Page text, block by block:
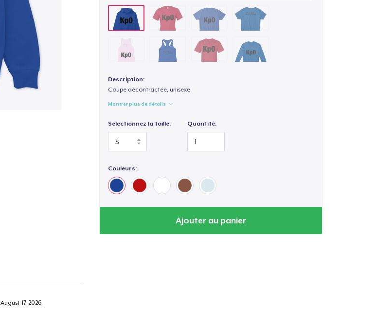
Description:
Coupe décontractée, unisexe
Montrer plus de détails
Sélectionnez la taille: Quantité:
Couleurs:
Ajouter au panier
August 17, 2026.